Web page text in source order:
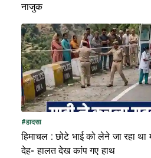
नाजुक
#हादसा
हिमाचल : छोटे भाई को लेने जा रहा था
देह- हालत देख कांप गए हाथ